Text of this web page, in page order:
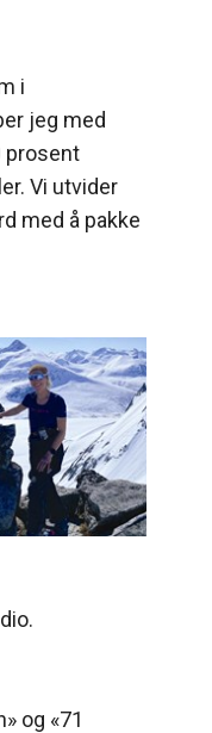
i
jeg med
prosent
Vi utvider
med å pakke
og «71